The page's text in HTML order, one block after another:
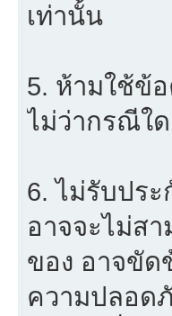
เท่านั้น
5. ห้ามใช้ข้
ไม่ว่ากรณีใ
6. ไม่รับปร
อาจจะไม่สา
ของ อาจขัด
ความปลอด